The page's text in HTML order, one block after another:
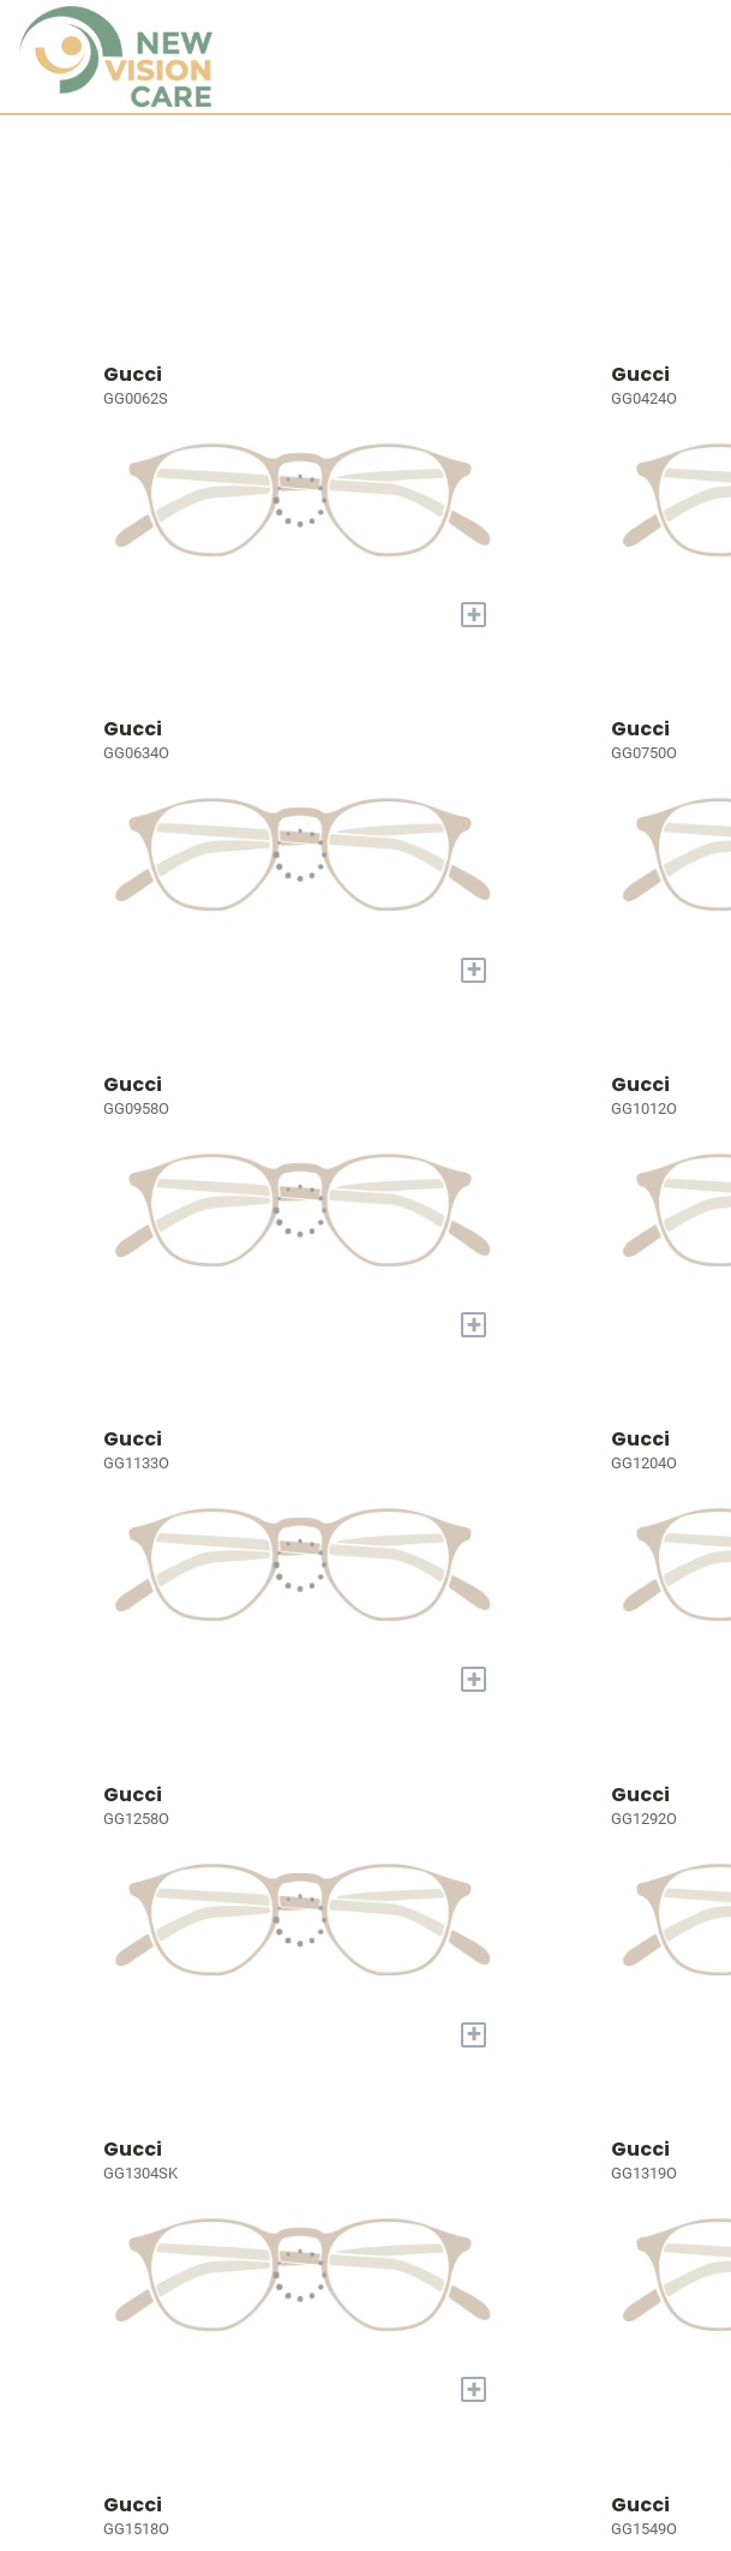
Gucci
GG0062S
+
Gucci
GG0424O
Gucci
GG0634O
+
Gucci
GG0750O
Gucci
GG0958O
+
Gucci
GG1012O
Gucci
GG1133O
+
Gucci
GG1204O
Gucci
GG1258O
+
Gucci
GG1292O
Gucci
GG1304SK
+
Gucci
GG1319O
Gucci
GG1518O
Gucci
GG1549O